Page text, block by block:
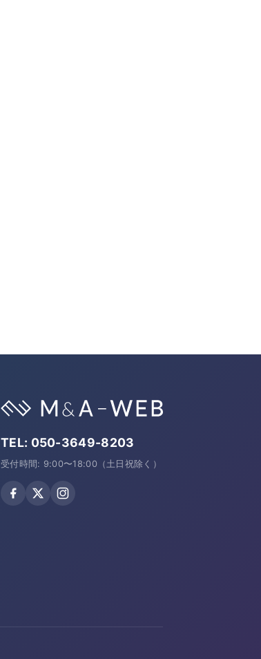
TEL: 050-3649-8203
受付時間: 9:00〜18:00（土日祝除く）